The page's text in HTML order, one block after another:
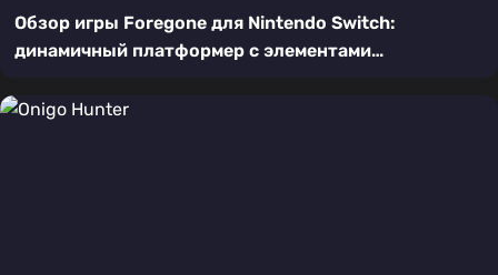
Обзор игры Foregone для Nintendo Switch:
динамичный платформер с элементами